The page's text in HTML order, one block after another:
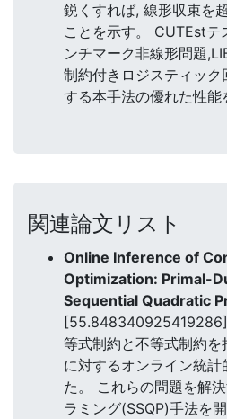
鋭くすれば, 線形収束を
ことを示す。 CUTEstテ
ンチマーク非線形問題
制約付きロジスティッ
する本手法の優れた性能
関連論文リスト
Online Inference of
Optimization: Primal-
Sequential Quadratic
[55.848340925419286]
等式制約と不等式制約
に対するオンライン統
た。 これらの問題を解
ラミング(SSQP)手法を